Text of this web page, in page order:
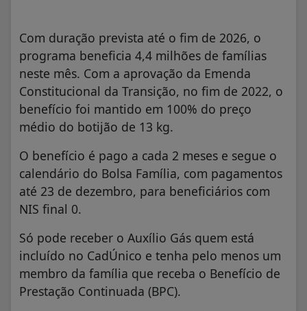
Com duração prevista até o fim de 2026, o
programa beneficia 4,4 milhões de famílias
neste mês. Com a aprovação da Emenda
Constitucional da Transição, no fim de 2022, o
benefício foi mantido em 100% do preço
médio do botijão de 13 kg.
O benefício é pago a cada 2 meses e segue o
calendário do Bolsa Família, com pagamentos
até 23 de dezembro, para beneficiários com
NIS final 0.
Só pode receber o Auxílio Gás quem está
incluído no CadÚnico e tenha pelo menos um
membro da família que receba o Benefício de
Prestação Continuada (BPC).